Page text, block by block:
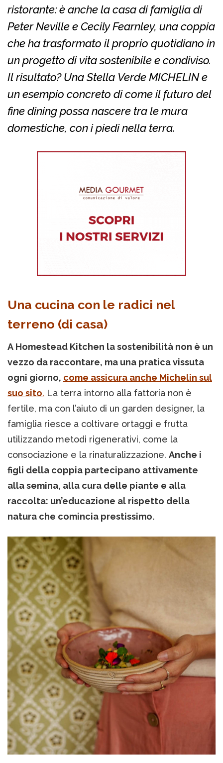
ristorante: è anche la casa di famiglia di
Peter Neville e Cecily Fearnley, una coppia
che ha trasformato il proprio quotidiano in
un progetto di vita sostenibile e condiviso.
Il risultato? Una Stella Verde MICHELIN e
un esempio concreto di come il futuro del
fine dining possa nascere tra le mura
domestiche, con i piedi nella terra.
Una cucina con le radici nel
terreno (di casa)
A Homestead Kitchen la sostenibilità non è un
vezzo da raccontare, ma una pratica vissuta
ogni giorno, come assicura anche Michelin sul
suo sito. La terra intorno alla fattoria non è
fertile, ma con l’aiuto di un garden designer, la
famiglia riesce a coltivare ortaggi e frutta
utilizzando metodi rigenerativi, come la
consociazione e la rinaturalizzazione. Anche i
figli della coppia partecipano attivamente
alla semina, alla cura delle piante e alla
raccolta: un’educazione al rispetto della
natura che comincia prestissimo.